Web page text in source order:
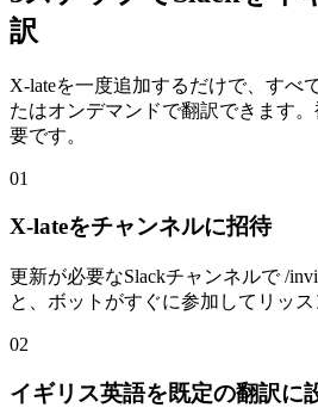
訳
X-lateを一度追加するだけで、すべ
たはオンデマンドで翻訳できます
要です。
01
X-lateをチャンネルに招待
更新が必要なSlackチャンネルで /
と、ボットがすぐに参加してリッス
02
イギリス英語を既定の翻訳に